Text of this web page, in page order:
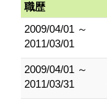
職歴
2009/04/01 ～
2011/03/01
2009/04/01 ～
2011/03/31